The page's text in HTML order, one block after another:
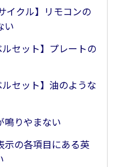
イクル】リモコンの
い
ルセット】プレートの
ルセット】油のような
鳴りやまない
示の各項目にある英